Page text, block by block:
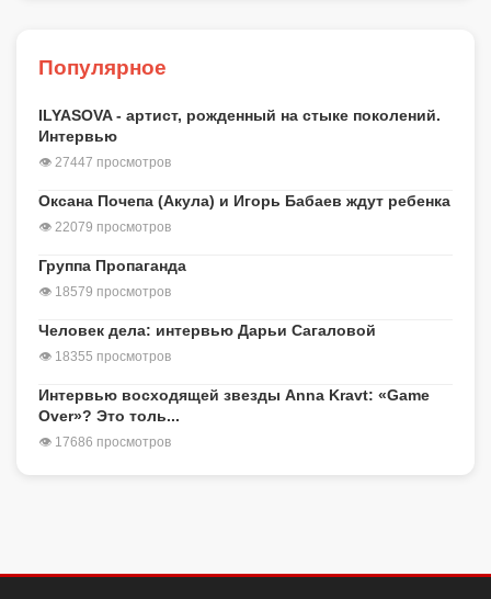
Популярное
ILYASOVA - артист, рожденный на стыке поколений.
Интервью
👁 27447 просмотров
Оксана Почепа (Акула) и Игорь Бабаев ждут ребенка
👁 22079 просмотров
Группа Пропаганда
👁 18579 просмотров
Человек дела: интервью Дарьи Сагаловой
👁 18355 просмотров
Интервью восходящей звезды Anna Kravt: «Game
Over»? Это толь...
👁 17686 просмотров